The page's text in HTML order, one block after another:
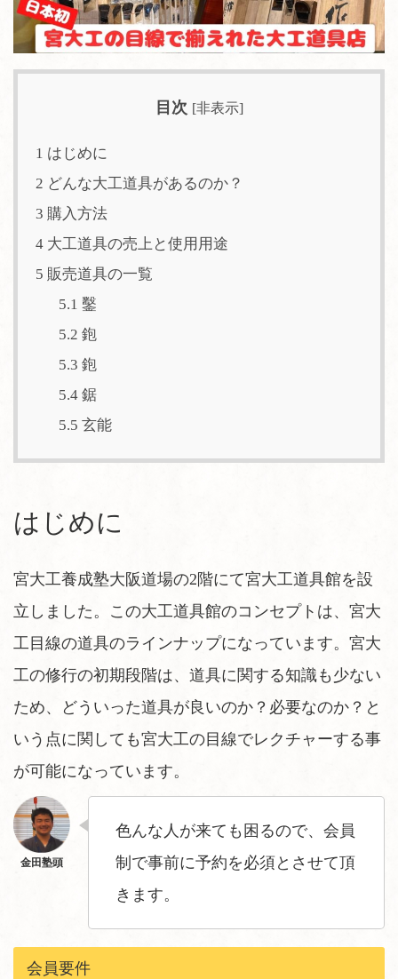
目次 [非表示]
1 はじめに
2 どんな大工道具があるのか？
3 購入方法
4 大工道具の売上と使用用途
5 販売道具の一覧
5.1 鑿
5.2 鉋
5.3 鉋
5.4鋸
5.5 玄能
はじめに
宮大工養成塾大阪道場の2階にて宮大工道具館を設
立しました。この大工道具館のコンセプトは、宮大
工目線の道具のラインナップになっています。宮大
工の修行の初期段階は、道具に関する知識も少ない
ため、どういった道具が良いのか？必要なのか？と
いう点に関しても宮大工の目線でレクチャーする事
が可能になっています。
色んな人が来ても困るので、会員
制で事前に予約を必須とさせて頂
きます。
会員要件